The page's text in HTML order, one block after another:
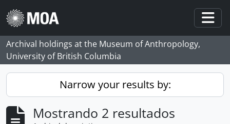
Skip to main content
Archival holdings at the Museum of Anthropology,
University of British Columbia
Narrow your results by:
Mostrando 2 resultados